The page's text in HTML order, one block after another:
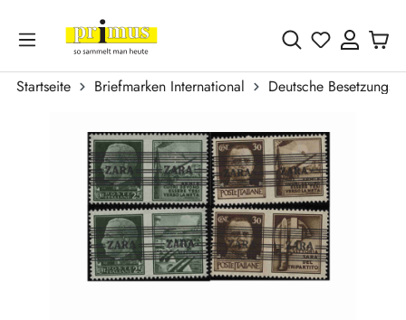
Zum Hauptinhalt springen
Du hast 0
Startseite Briefmarken International
Deutsche